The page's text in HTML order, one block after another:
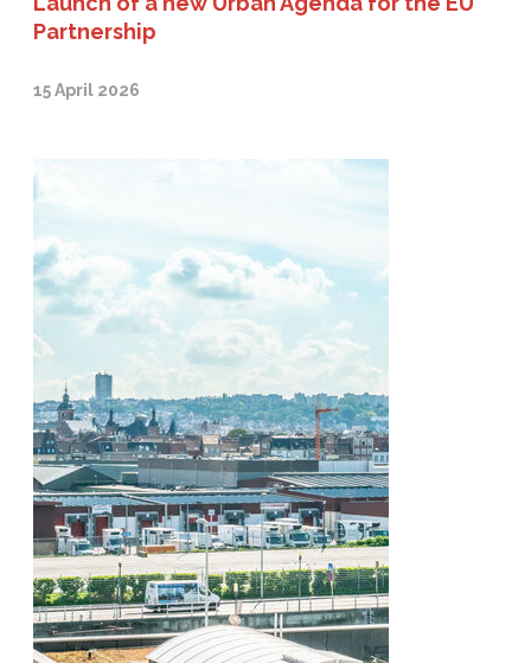
Partnership
15 April 2026